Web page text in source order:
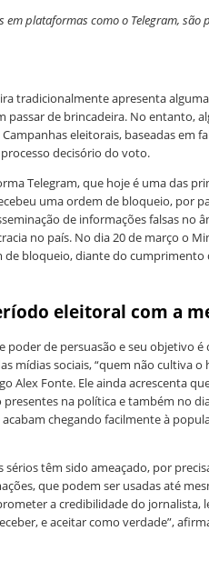
em plataformas como o Telegram, são
tradicionalmente apresenta
passar de brincadeira. No entanto,
eleitorais, baseadas em
decisório do voto.
Telegram, que hoje é uma das
uma ordem de bloqueio, por
de informações falsas no
no país. No dia 20 de março o
bloqueio, diante do cumprimento
eleitoral com a
poder de persuasão e seu objetivo é
mídias sociais, “quem não cultiva
Alex Fonte. Ele ainda acrescenta
presentes na política e também no
chegando facilmente à
têm sido ameaçado, por
que podem ser usadas até
a credibilidade do jornalista,
e aceitar como verdade”,